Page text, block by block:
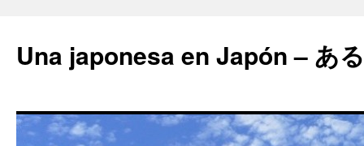
Una japonesa en Japón – あ